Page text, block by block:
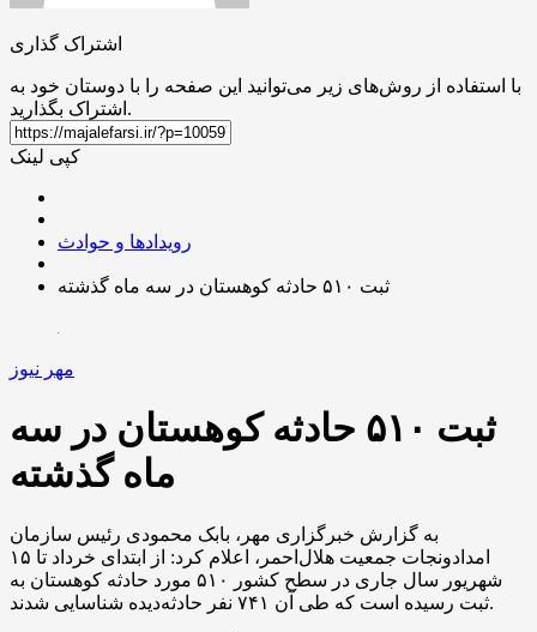
اشتراک گذاری
با استفاده از روش‌های زیر می‌توانید این صفحه را با دوستان خود به
اشتراک بگذارید.
کپی لینک
رویدادها و حوادث
ثبت ۵۱۰ حادثه کوهستان در سه ماه گذشته
مهر نیوز
ثبت ۵۱۰ حادثه کوهستان در سه
ماه گذشته
به گزارش خبرگزاری مهر، بابک محمودی رئیس سازمان
امدادونجات جمعیت هلال‌احمر، اعلام کرد: از ابتدای خرداد تا ۱۵
شهریور سال جاری در سطح کشور ۵۱۰ مورد حادثه کوهستان به
ثبت رسیده است که طی آن ۷۴۱ نفر حادثه‌دیده شناسایی شدند.